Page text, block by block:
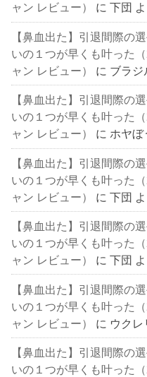
ャン レビュー）
に下団
【鼻血出た】引退間際の
いの１つが早くも叶った
ャン レビュー）
に ブラジ
【鼻血出た】引退間際の
いの１つが早くも叶った
ャン レビュー）
に ホヤぼ
【鼻血出た】引退間際の
いの１つが早くも叶った
ャン レビュー）
に下団
【鼻血出た】引退間際の
いの１つが早くも叶った
ャン レビュー）
に下団
【鼻血出た】引退間際の
いの１つが早くも叶った
ャン レビュー）
に ウクレ
【鼻血出た】引退間際の
いの１つが早くも叶った